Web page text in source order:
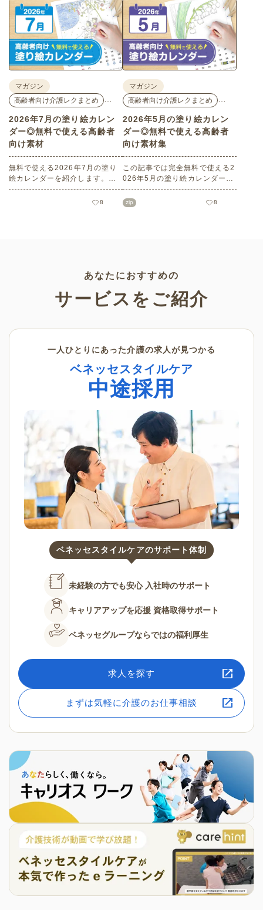
いレクリエーション素材満載で
す！商用フリーで無料のためお
気軽にさまざまなシーンでお使
いいただけます。
い素材満載です！商用フリーで
無料のためお気軽にさまざまな
シーンでお使いいただけます。
マガジン
高齢者向け介護レクまとめ
2026年7月の塗り絵カレン
ダー◎無料で使える高齢者
向け素材
無料で使える2026年7月の塗り
絵カレンダーを紹介します。子
どもから高齢者までどなたでも
お使いいただけて、花や植物な
8
マガジン
高齢者向け介護レクまとめ
2026年5月の塗り絵カレン
ダー◎無料で使える高齢者
向け素材集
この記事では完全無料で使える2
026年5月の塗り絵カレンダーを
ご紹介します。こどもの日や母
の日などの季節感を感じられる
zip 8
あなたにおすすめの
サービスをご紹介
一人ひとりにあった介護の求人が見つかる
ベネッセスタイルケア
中途採用
ベネッセスタイルケアのサポート体制
未経験の方でも安心 入社時のサポート
キャリアアップを応援 資格取得サポート
ベネッセグループならではの福利厚生
求人を探す
まずは気軽に介護のお仕事相談